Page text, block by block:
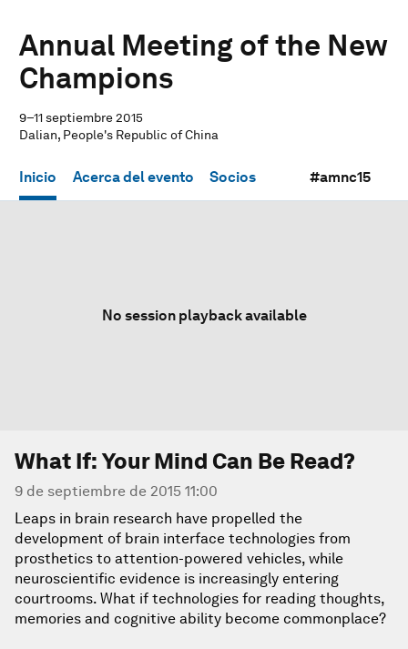
Annual Meeting of the New
Champions
9–11 septiembre 2015
Dalian, People's Republic of China
Inicio Acerca del evento Socios #amnc15
No session playback available
What If: Your Mind Can Be Read?
9 de septiembre de 2015 11:00
Leaps in brain research have propelled the
development of brain interface technologies from
prosthetics to attention-powered vehicles, while
neuroscientific evidence is increasingly entering
courtrooms. What if technologies for reading thoughts,
memories and cognitive ability become commonplace?